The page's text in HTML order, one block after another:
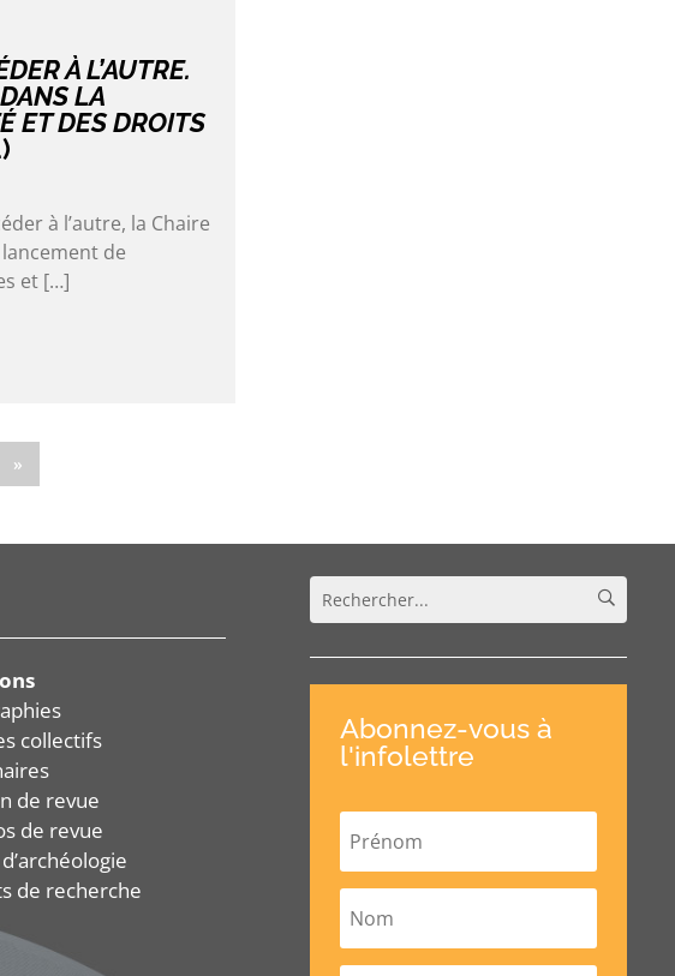
À L’AUTRE.
LA
ET DES DROITS
à l’autre, la Chaire
de
et […]
»
collectifs
de revue
de revue
de recherche
Abonnez-vous à
l'infolettre